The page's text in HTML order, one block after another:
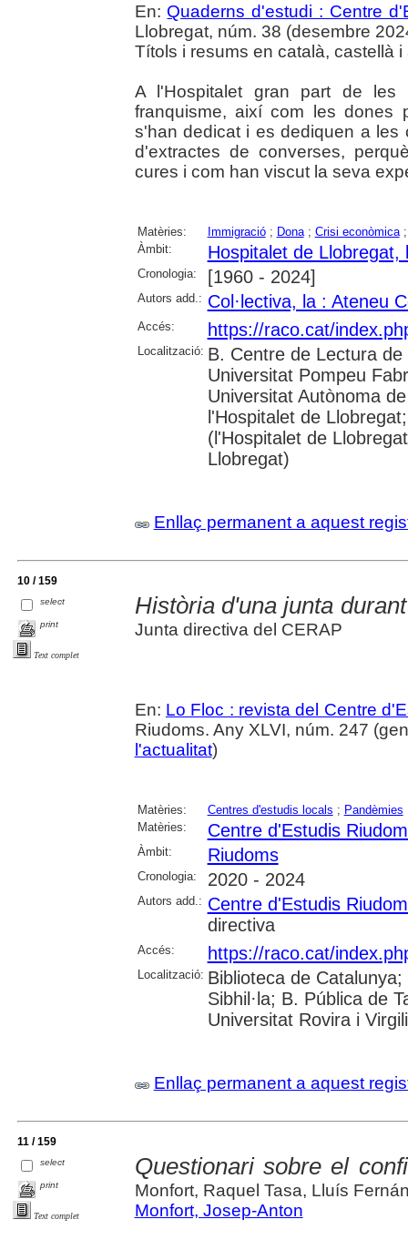
En: Quaderns d'estudi : Centre
Llobregat, núm. 38 (desembre
Títols i resums en català, castellà i
A l'Hospitalet gran part de
franquisme, així com les dones
s'han dedicat i es dediquen a les
d'extractes de converses,
cures i com han viscut la seva
Matèries: Immigració; Dona; Crisi econòmica
Àmbit:
Hospitalet de Llobregat,
Cronologia: [1960 - 2024]
Autors add.: Col·lectiva, la : Ateneu
Accés: https://raco.cat/
Localització: B. Centre de Lectura
Universitat Pompeu
Universitat Autònoma
l'Hospitalet de
(l'Hospitalet de
Llobregat)
Enllaç permanent a aquest
10 / 159
select
print
Text complet
Història d'una junta
Junta directiva del CERAP
En: Lo Floc : revista del Centre
Riudoms. Any XLVI, núm. 247
l'actualitat)
Matèries: Centres d'estudis locals ; Pandèmies
Matèries:
Centre d'Estudis
Àmbit: Riudoms
Cronologia: 2020 - 2024
Autors add.: Centre d'Estudis
directiva
Accés: https://raco.cat/
Localització: Biblioteca de
Sibhil·la; B. Pública de
Universitat Rovira i Virgili
Enllaç permanent a aquest
11 / 159
select
print
Text complet
Questionari sobre el
Monfort, Raquel Tasa, Lluís
Monfort, Josep-Anton